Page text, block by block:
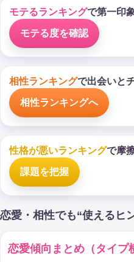
モテるランキングで第一印
モテる度を確認
相性ランキングで出会いと
相性ランキングへ
性格が悪いランキングで摩
課題を把握
恋愛・相性でも“使えるヒ
恋愛傾向まとめ（タイプ